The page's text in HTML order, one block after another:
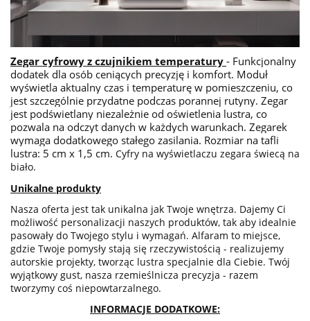
Zegar cyfrowy z czujnikiem temperatury - Funkcjonalny
dodatek dla osób ceniących precyzję i komfort. Moduł
wyświetla aktualny czas i temperaturę w pomieszczeniu, co
jest szczególnie przydatne podczas porannej rutyny. Zegar
jest podświetlany niezależnie od oświetlenia lustra, co
pozwala na odczyt danych w każdych warunkach. Zegarek
wymaga dodatkowego stałego zasilania. Rozmiar na tafli
lustra: 5 cm x 1,5 cm. Cyfry na wyświetlaczu zegara świecą na
biało.
Unikalne produkty
Nasza oferta jest tak unikalna jak Twoje wnętrza. Dajemy Ci
możliwość personalizacji naszych produktów, tak aby idealnie
pasowały do Twojego stylu i wymagań. Alfaram to miejsce,
gdzie Twoje pomysły stają się rzeczywistością - realizujemy
autorskie projekty, tworząc lustra specjalnie dla Ciebie. Twój
wyjątkowy gust, nasza rzemieślnicza precyzja - razem
tworzymy coś niepowtarzalnego.
INFORMACJE DODATKOWE: